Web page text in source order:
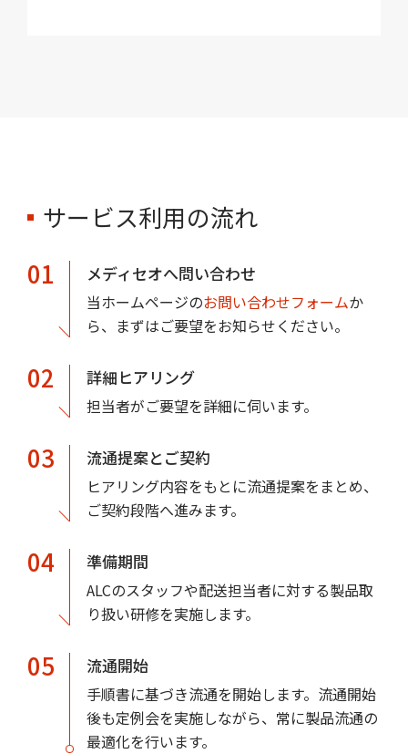
サービス利用の流れ
01
メディセオへ問い合わせ
当ホームページのお問い合わせフォームか
ら、まずはご要望をお知らせください。
02 詳細ヒアリング
担当者がご要望を詳細に伺います。
03 流通提案とご契約
ヒアリング内容をもとに流通提案をまとめ、
ご契約段階へ進みます。
04 準備期間
ALCのスタッフや配送担当者に対する製品取
り扱い研修を実施します。
05 流通開始
手順書に基づき流通を開始します。流通開始
後も定例会を実施しながら、常に製品流通の
最適化を行います。